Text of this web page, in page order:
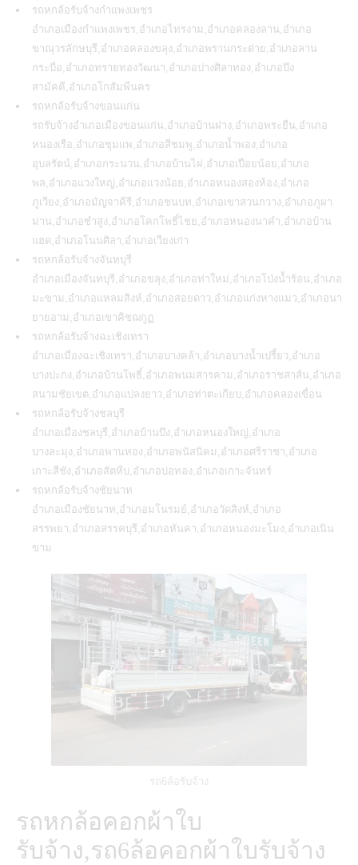
รถหกล้อรับจ้างกำแพงเพชร
อำเภอเมืองกำแพงเพชร,อำเภอไทรงาม,อำเภอคลองลาน,อำเภอ
ขาณุวรลักษบุรี,อำเภอคลองขลุง,อำเภอพรานกระต่าย,อำเภอลาน
กระบือ,อำเภอทรายทองวัฒนา,อำเภอปางศิลาทอง,อำเภอบึง
สามัคคี,อำเภอโกสัมพีนคร
รถหกล้อรับจ้างขอนแก่น
รถรับจ้างอำเภอเมืองขอนแก่น,อำเภอบ้านฝาง,อำเภอพระยืน,อำเภอ
หนองเรือ,อำเภอชุมแพ,อำเภอสีชมพู,อำเภอน้ำพอง,อำเภอ
อุบลรัตน์,อำเภอกระนวน,อำเภอบ้านไผ่,อำเภอเปือยน้อย,อำเภอ
พล,อำเภอแวงใหญ่,อำเภอแวงน้อย,อำเภอหนองสองห้อง,อำเภอ
ภูเวียง,อำเภอมัญจาคีรี,อำเภอชนบท,อำเภอเขาสวนกวาง,อำเภอภูผา
ม่าน,อำเภอซำสูง,อำเภอโคกโพธิ์ไชย,อำเภอหนองนาคำ,อำเภอบ้าน
แฮด,อำเภอโนนศิลา,อำเภอเวียงเก่า
รถหกล้อรับจ้างจันทบุรี
อำเภอเมืองจันทบุรี,อำเภอขลุง,อำเภอท่าใหม่,อำเภอโป่งน้ำร้อน,อำเภอ
มะขาม,อำเภอแหลมสิงห์,อำเภอสอยดาว,อำเภอแก่งหางแมว,อำเภอนา
ยายอาม,อำเภอเขาคิชฌกูฏ
รถหกล้อรับจ้างฉะเชิงเทรา
อำเภอเมืองฉะเชิงเทรา,อำเภอบางคล้า,อำเภอบางน้ำเปรี้ยว,อำเภอ
บางปะกง,อำเภอบ้านโพธิ์,อำเภอพนมสารคาม,อำเภอราชสาส์น,อำเภอ
สนามชัยเขต,อำเภอแปลงยาว,อำเภอท่าตะเกียบ,อำเภอคลองเขื่อน
รถหกล้อรับจ้างชลบุรี
อำเภอเมืองชลบุรี,อำเภอบ้านบึง,อำเภอหนองใหญ่,อำเภอ
บางละมุง,อำเภอพานทอง,อำเภอพนัสนิคม,อำเภอศรีราชา,อำเภอ
เกาะสีชัง,อำเภอสัตหีบ,อำเภอบ่อทอง,อำเภอเกาะจันทร์
รถหกล้อรับจ้างชัยนาท
อำเภอเมืองชัยนาท,อำเภอมโนรมย์,อำเภอวัดสิงห์,อำเภอ
สรรพยา,อำเภอสรรคบุรี,อำเภอหันคา,อำเภอหนองมะโมง,อำเภอเนิน
ขาม
รถ6ล้อรับจ้าง
รถหกล้อคอกผ้าใบ
รับจ้าง,รถ6ล้อคอกผ้าใบรับจ้าง